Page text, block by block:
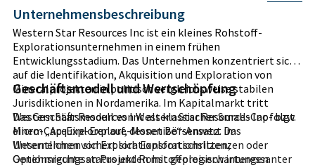
Unternehmensbeschreibung
Western Star Resources Inc ist ein kleines Rohstoff-
Explorationsunternehmen in einem frühen
Entwicklungsstadium. Das Unternehmen konzentriert sich
auf die Identifikation, Akquisition und Exploration von
Mineralprojekten in politisch vergleichsweise stabilen
Jurisdiktionen in Nordamerika. Im Kapitalmarkt tritt
Western Star Resources Inc als klassischer Small-Cap- bzw.
Micro-Cap-Explorer auf, dessen Börsenwert im
Wesentlichen von Explorationsfortschritten,
Genehmigungsstatus und Rohstoffpreiserwartungen
Geschäftsmodell und Wertschöpfung
Das Geschäftsmodell von Western Star Resources Inc folgt
einem „Acquire-Explore-Monetize“-Ansatz. Das
Unternehmen sichert sich Explorationslizenzen oder
Optionsrechte an Projekten mit geologisch interessanter